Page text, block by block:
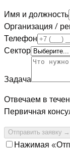
Имя и должность
Организация /
Телефон
Сектор
Задача
Отвечаем в
Первичная
Отправить заявку →
Нажимая